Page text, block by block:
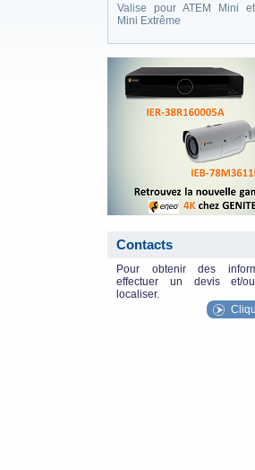
Valise pour ATEM Mini et
Mini Extrême
Contacts
Pour obtenir des
effectuer un devis et/
localiser.